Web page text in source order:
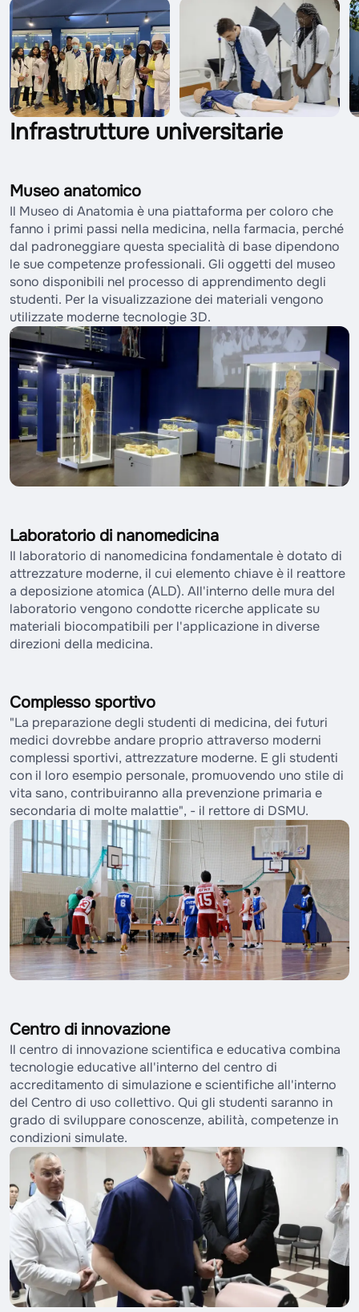
Infrastrutture universitarie
Museo anatomico
Il Museo di Anatomia è una piattaforma per coloro che
fanno i primi passi nella medicina, nella farmacia, perché
dal padroneggiare questa specialità di base dipendono
le sue competenze professionali. Gli oggetti del museo
sono disponibili nel processo di apprendimento degli
studenti. Per la visualizzazione dei materiali vengono
utilizzate moderne tecnologie 3D.
Laboratorio di nanomedicina
Il laboratorio di nanomedicina fondamentale è dotato di
attrezzature moderne, il cui elemento chiave è il reattore
a deposizione atomica (ALD). All'interno delle mura del
laboratorio vengono condotte ricerche applicate su
materiali biocompatibili per l'applicazione in diverse
direzioni della medicina.
Complesso sportivo
"La preparazione degli studenti di medicina, dei futuri
medici dovrebbe andare proprio attraverso moderni
complessi sportivi, attrezzature moderne. E gli studenti
con il loro esempio personale, promuovendo uno stile di
vita sano, contribuiranno alla prevenzione primaria e
secondaria di molte malattie", - il rettore di DSMU.
Centro di innovazione
Il centro di innovazione scientifica e educativa combina
tecnologie educative all'interno del centro di
accreditamento di simulazione e scientifiche all'interno
del Centro di uso collettivo. Qui gli studenti saranno in
grado di sviluppare conoscenze, abilità, competenze in
condizioni simulate.